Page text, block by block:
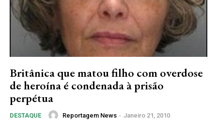
Britânica que matou filho com overdose
de heroína é condenada à prisão
perpétua
DESTAQUE Reportagem News - Janeiro 21, 2010